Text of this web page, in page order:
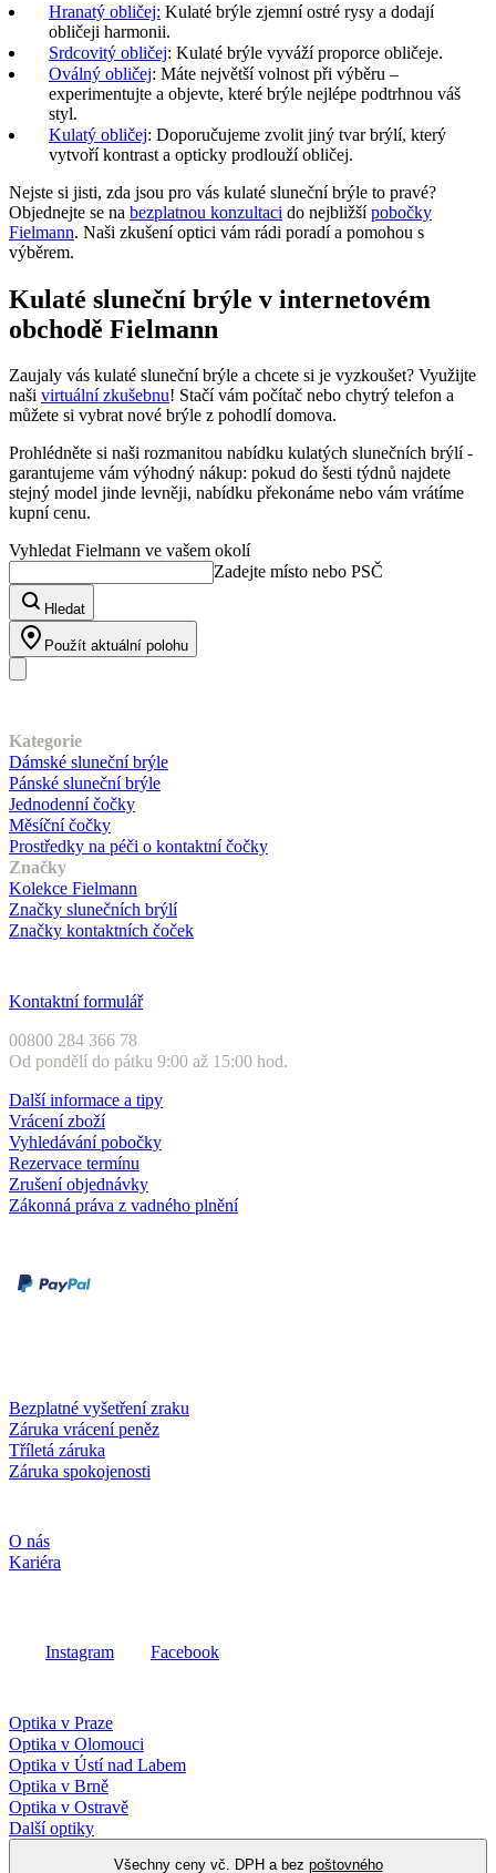
Hranatý obličej: Kulaté brýle zjemní ostré rysy a dodají
obličeji harmonii.
Srdcovitý obličej: Kulaté brýle vyváží proporce obličeje.
Oválný obličej: Máte největší volnost při výběru –
experimentujte a objevte, které brýle nejlépe podtrhnou váš
styl.
Kulatý obličej: Doporučujeme zvolit jiný tvar brýlí, který
vytvoří kontrast a opticky prodlouží obličej.
Nejste si jisti, zda jsou pro vás kulaté sluneční brýle to pravé?
Objednejte se na bezplatnou konzultaci do nejbližšípobočky
Fielmann. Naši zkušení optici vám rádi poradí a pomohou s
výběrem.
Kulaté sluneční brýle v internetovém
obchodě Fielmann
Zaujaly vás kulaté sluneční brýle a chcete si je vyzkoušet? Využijte
naši virtuální zkušebnu! Stačí vám počítač nebo chytrý telefon a
můžete si vybrat nové brýle z pohodlí domova.
Prohlédněte si naši rozmanitou nabídku kulatých slunečních brýlí -
garantujeme vám výhodný nákup: pokud do šesti týdnů najdete
stejný model jinde levněji, nabídku překonáme nebo vám vrátíme
kupní cenu.
Vyhledat Fielmann ve vašem okolí
Zadejte místo nebo PSČ
Hledat
Použít aktuální polohu
Kategorie
Dámské sluneční brýle
Pánské sluneční brýle
Jednodenní čočky
Měsíční čočky
Prostředky na péči o kontaktní čočky
Značky
Kolekce Fielmann
Značky slunečních brýlí
Značky kontaktních čoček
Kontaktní formulář
00800 284 366 78
Od pondělí do pátku 9:00 až 15:00 hod.
Další informace a tipy
Vrácení zboží
Vyhledávání pobočky
Rezervace termínu
Zrušení objednávky
Zákonná práva z vadného plnění
Bezplatné vyšetření zraku
Záruka vrácení peněz
Tříletá záruka
Záruka spokojenosti
O nás
Kariéra
Instagram Facebook
Optika v Praze
Optika v Olomouci
Optika v Ústí nad Labem
Optika v Brně
Optika v Ostravě
Další optiky
Všechny ceny vč. DPH a bez poštovného